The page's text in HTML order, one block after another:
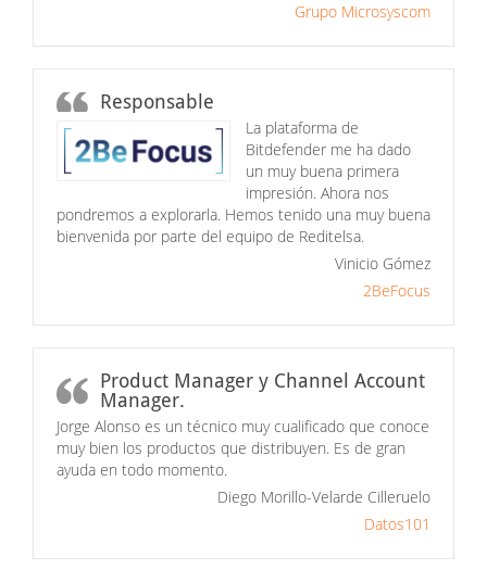
Grupo Microsyscom
Responsable
La plataforma de
Bitdefender me ha dado
un muy buena primera
impresión. Ahora nos
pondremos a explorarla. Hemos tenido una muy buena
bienvenida por parte del equipo de Reditelsa.
Vinicio Gómez
2BeFocus
Product Manager y Channel Account
Manager.
Jorge Alonso es un técnico muy cualificado que conoce
muy bien los productos que distribuyen. Es de gran
ayuda en todo momento.
Diego Morillo-Velarde Cilleruelo
Datos101